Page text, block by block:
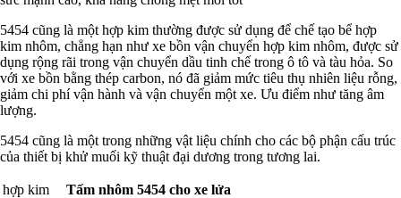
5454 cũng là một hợp kim thường được sử dụng để chế tạo bể hợp
kim nhôm, chẳng hạn như xe bồn vận chuyển hợp kim nhôm, được sử
dụng rộng rãi trong vận chuyển dầu tinh chế trong ô tô và tàu hỏa. So
với xe bồn bằng thép carbon, nó đã giảm mức tiêu thụ nhiên liệu rỗng,
giảm chi phí vận hành và vận chuyển một xe. Ưu điểm như tăng âm
lượng.
5454 cũng là một trong những vật liệu chính cho các bộ phận cấu trúc
của thiết bị khử muối kỹ thuật đại dương trong tương lai.
hợp kim Tấm nhôm 5454 cho xe lửa